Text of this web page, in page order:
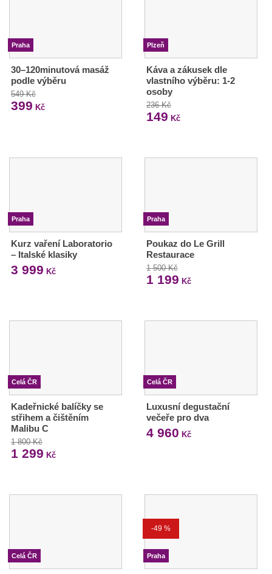
Praha
30–120minutová masáž
podle výběru
549 Kč
399 Kč
Plzeň
Káva a zákusek dle
vlastního výběru: 1-2
osoby
236 Kč
149 Kč
Praha
Kurz vaření Laboratorio
– Italské klasiky
3 999 Kč
Praha
Poukaz do Le Grill
Restaurace
1 500 Kč
1 199 Kč
Celá ČR
Kadeřnické balíčky se
střihem a čištěním
Malibu C
1 800 Kč
1 299 Kč
Celá ČR
Luxusní degustační
večeře pro dva
4 960 Kč
Celá ČR
-49 %
Praha